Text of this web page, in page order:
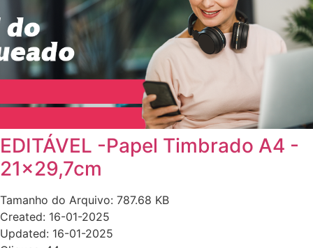
EDITÁVEL -Papel Timbrado A4 -
21x29,7cm
Tamanho do Arquivo: 787.68 KB
Created: 16-01-2025
Updated: 16-01-2025